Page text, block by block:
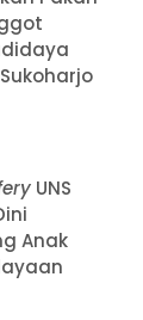
UNS
Anak